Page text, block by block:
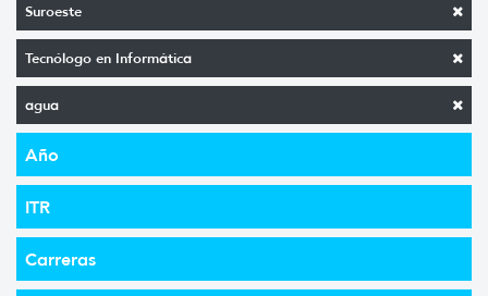
Suroeste
Tecnólogo en Informática
agua
Año
ITR
Carreras